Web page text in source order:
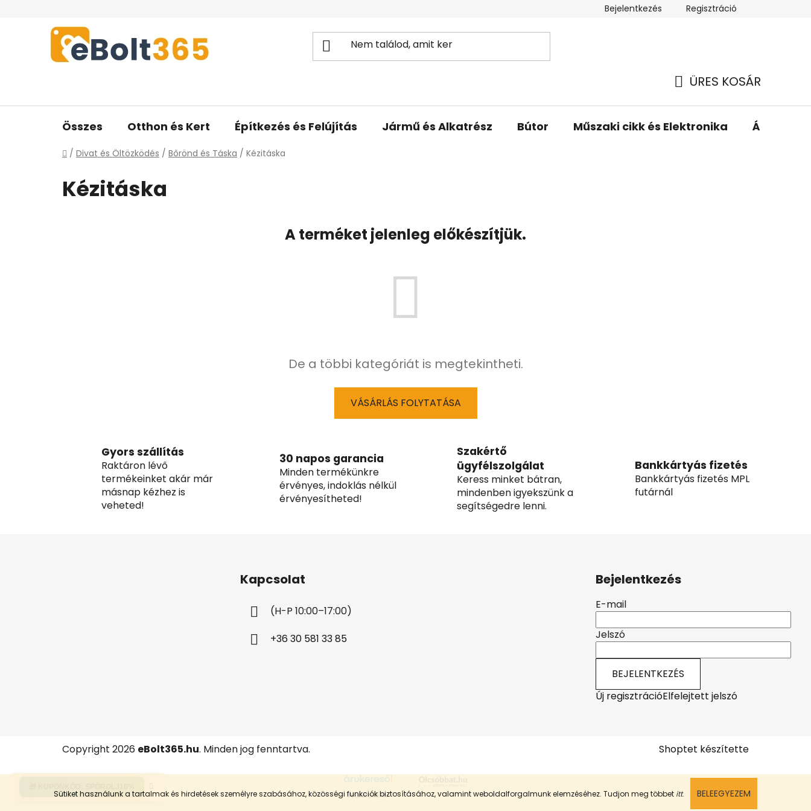
Sütiket használunk a tartalmak és hirdetések személyre szabásához, közösségi funkciók biztosításához, valamint weboldalforgalmunk elemzéséhez. Tudjon meg többet itt. BELEEGYEZEM
Bejelentkezés Regisztráció
ÜRES KOSÁR
Összes Otthon és Kert Építkezés és Felújítás Jármű és Alkatrész Bútor Műszaki cikk és Elektronika
Kezdőlap
/ Divat és Öltözködés / Bőrönd és Táska / Kézitáska
Kézitáska
A terméket jelenleg előkészítjük.
De a többi kategóriát is megtekintheti.
VÁSÁRLÁS FOLYTATÁSA
Gyors szállítás
Raktáron lévő
termékeinket akár már
másnap kézhez is
veheted!
30 napos garancia
Minden termékünkre
érvényes, indoklás nélkül
érvényesítheted!
Szakértő
ügyfélszolgálat
Keress minket bátran,
mindenben igyekszünk a
segítségedre lenni.
Bankkártyás fizetés
Bankkártyás fizetés MPL
futárnál
Kapcsolat
(H-P 10:00–17:00)
+36 30 581 33 85
Bejelentkezés
E-mail
Jelszó
BEJELENTKEZÉS
Új regisztrációElfelejtett jelszó
Shoptet készítette
Copyright 2026 eBolt365.hu. Minden jog fenntartva.
Árukereső.hu